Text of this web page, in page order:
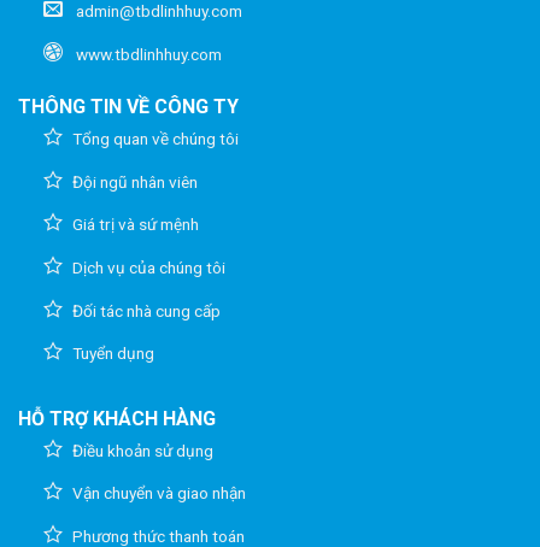
admin@tbdlinhhuy.com
www.tbdlinhhuy.com
THÔNG TIN VỀ CÔNG TY
Tổng quan về chúng tôi
Đội ngũ nhân viên
Giá trị và sứ mệnh
Dịch vụ của chúng tôi
Đối tác nhà cung cấp
Tuyển dụng
HỖ TRỢ KHÁCH HÀNG
Điều khoản sử dụng
Vận chuyển và giao nhận
Phương thức thanh toán